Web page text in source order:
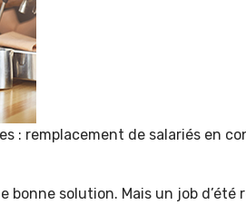
: remplacement de salariés en
solution. Mais un job